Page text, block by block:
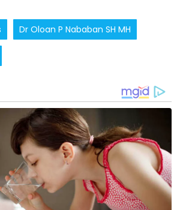
Dr Oloan P Nababan SH MH